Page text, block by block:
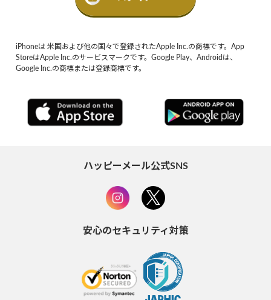
iPhoneは 米国および他の国々で登録されたApple Inc.の商標です。App
StoreはApple Inc.のサービスマークです。Google Play、Androidは、
Google Inc.の商標または登録商標です。
ハッピーメール公式SNS
安心のセキュリティ対策